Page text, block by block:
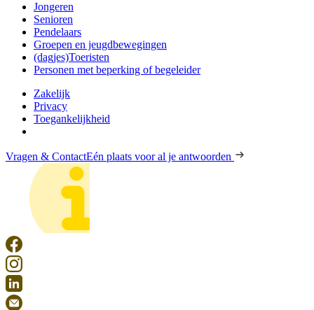
Jongeren
Senioren
Pendelaars
Groepen en jeugdbewegingen
(dagjes)Toeristen
Personen met beperking of begeleider
Zakelijk
Privacy
Toegankelijkheid
Vragen & ContactEén plaats voor al je antwoorden